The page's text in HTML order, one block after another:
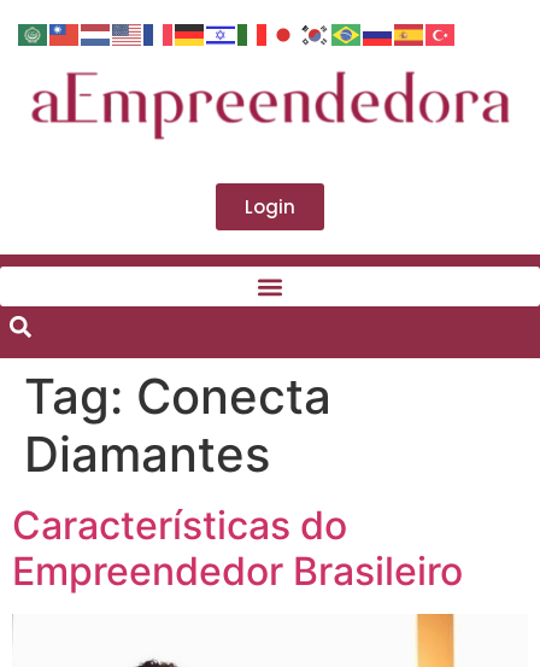
Login
Tag: Conecta
Diamantes
Características do
Empreendedor Brasileiro